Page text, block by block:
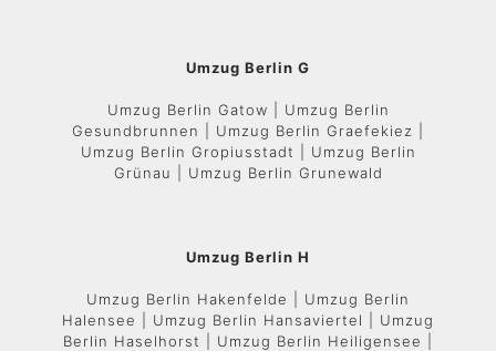
Umzug Berlin G
Umzug Berlin Gatow | Umzug Berlin
Gesundbrunnen | Umzug Berlin Graefekiez |
Umzug Berlin Gropiusstadt | Umzug Berlin
Grünau | Umzug Berlin Grunewald
Umzug Berlin H
Umzug Berlin Hakenfelde | Umzug Berlin
Halensee | Umzug Berlin Hansaviertel | Umzug
Berlin Haselhorst | Umzug Berlin Heiligensee |